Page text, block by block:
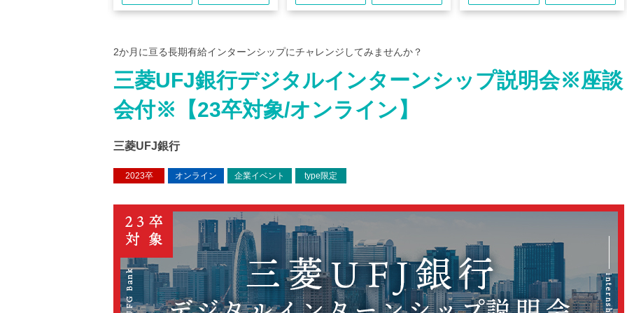
2か月に亘る長期有給インターンシップにチャレンジしてみませんか？
三菱UFJ銀行デジタルインターンシップ説明会※座談
会付※【23卒対象/オンライン】
三菱UFJ銀行
2023卒 オンライン 企業イベント type限定